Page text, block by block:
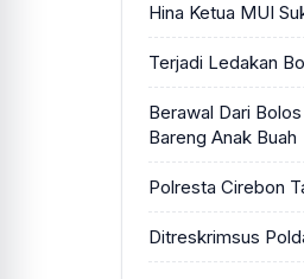
Hina Ketua MUI
Terjadi Ledakan
Berawal Dari
Bareng Anak Buah
Polresta Cirebon
Ditreskrimsus